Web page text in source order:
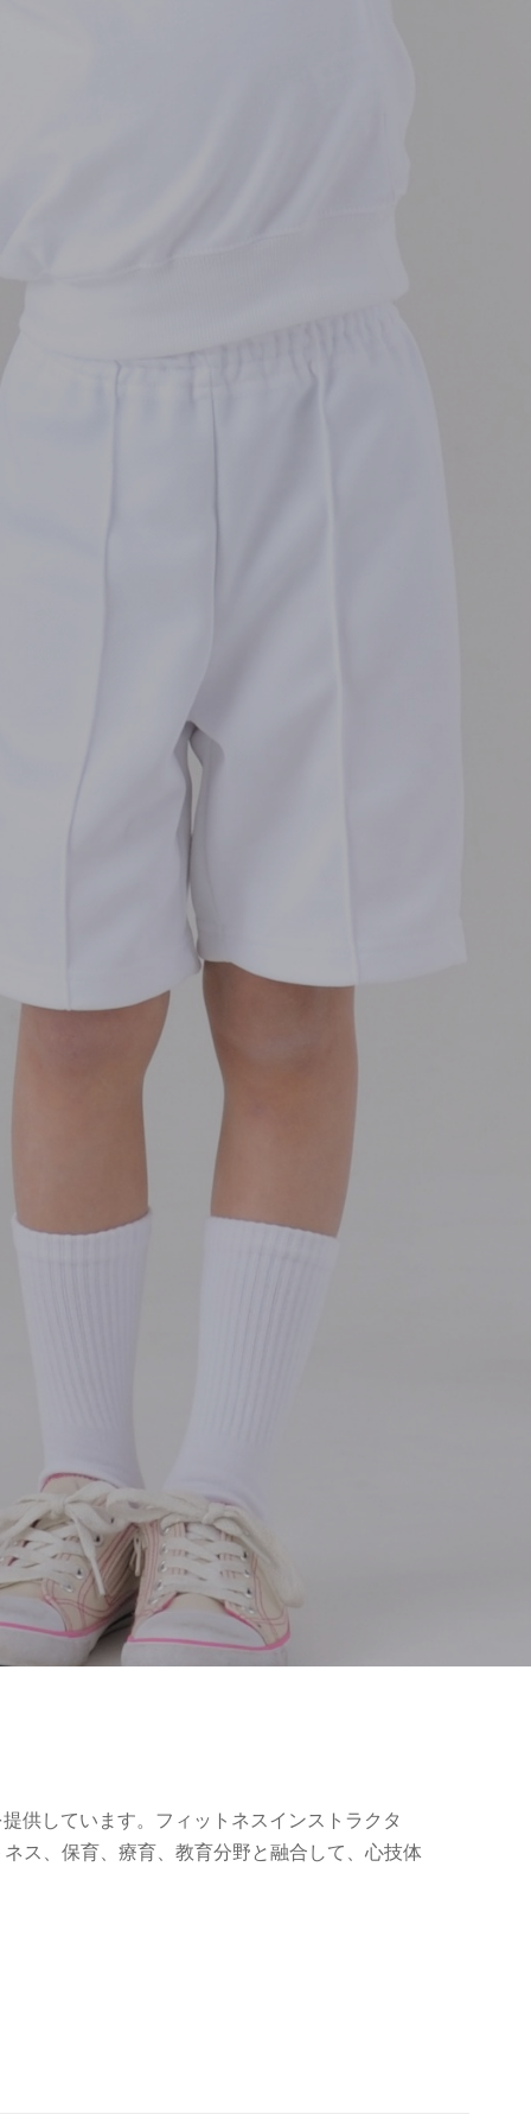
供しています。フィットネスインストラクタ
ス、保育、療育、教育分野と融合して、心技体